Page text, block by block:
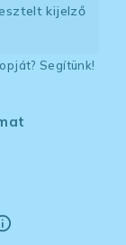
kijelző
Segítünk!